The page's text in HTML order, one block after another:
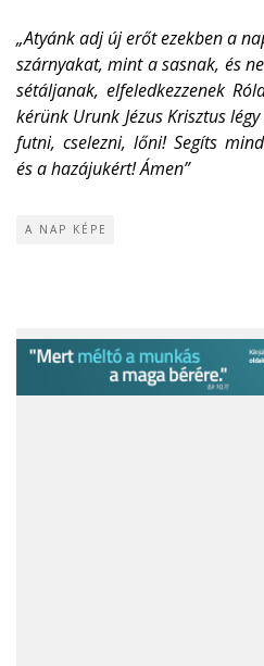
„Atyánk adj új erőt ezekben a
szárnyakat, mint a sasnak, és
sétáljanak, elfeledkezzenek
kérünk Urunk Jézus Krisztus
futni, cselezni, lőni! Segíts
és a hazájukért! Ámen”
A NAP KÉPE